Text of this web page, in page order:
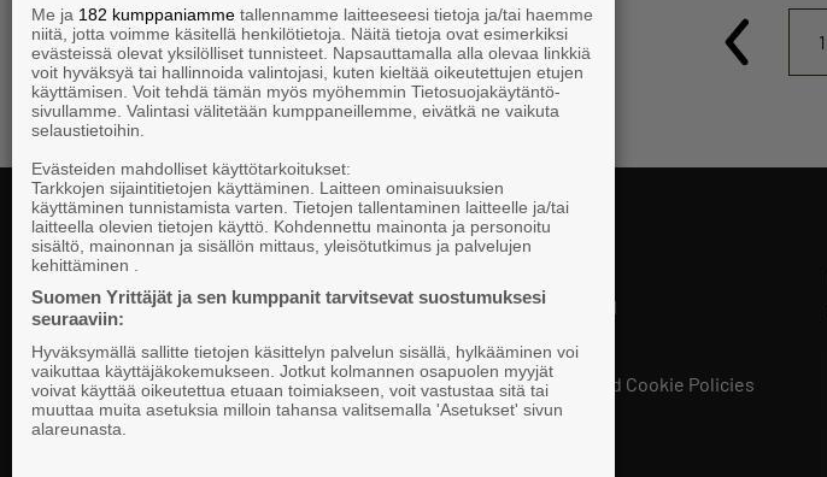
1
National, regional and local advocacy for
small and medium entrepreneurs.
PL 999, 00101 HELSINKI
Privacy Statements and Cookie Policies
Cookie Preferences
Me ja 182 kumppaniamme tallennamme laitteeseesi tietoja ja/tai haemme
niitä, jotta voimme käsitellä henkilötietoja. Näitä tietoja ovat esimerkiksi
evästeissä olevat yksilölliset tunnisteet. Napsauttamalla alla olevaa linkkiä
voit hyväksyä tai hallinnoida valintojasi, kuten kieltää oikeutettujen etujen
käyttämisen. Voit tehdä tämän myös myöhemmin Tietosuojakäytäntö-
sivullamme. Valintasi välitetään kumppaneillemme, eivätkä ne vaikuta
selaustietoihin.
Evästeiden mahdolliset käyttötarkoitukset:
Tarkkojen sijaintitietojen käyttäminen. Laitteen ominaisuuksien
käyttäminen tunnistamista varten. Tietojen tallentaminen laitteelle ja/tai
laitteella olevien tietojen käyttö. Kohdennettu mainonta ja personoitu
sisältö, mainonnan ja sisällön mittaus, yleisötutkimus ja palvelujen
kehittäminen .
Suomen Yrittäjät ja sen kumppanit tarvitsevat suostumuksesi
seuraaviin:
Hyväksymällä sallitte tietojen käsittelyn palvelun sisällä, hylkääminen voi
vaikuttaa käyttäjäkokemukseen. Jotkut kolmannen osapuolen myyjät
voivat käyttää oikeutettua etuaan toimiakseen, voit vastustaa sitä tai
muuttaa muita asetuksia milloin tahansa valitsemalla 'Asetukset' sivun
alareunasta.